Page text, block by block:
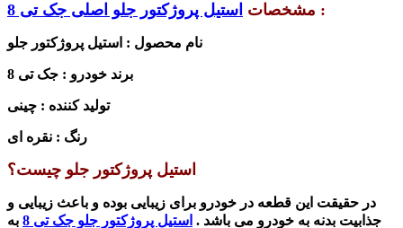
مشخصات استیل پروژکتور جلو اصلی جک تی 8 :
نام محصول : استیل پروژکتور جلو
برند خودرو : جک تی 8
تولید کننده : چینی
رنگ : نقره ای
استیل پروژکتور جلو چیست؟
در حقیقت این قطعه در خودرو برای زیبایی بوده و باعث زیبایی و
جذابیت بدنه به خودرو می باشد . استیل پروژکتور جلو جک تی 8
به